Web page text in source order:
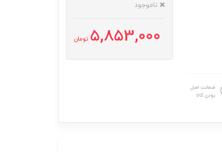
ضمانت اصل
بودن کالا
ناموجود
5,853,000 تومان